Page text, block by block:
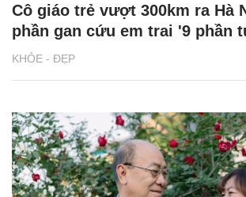
KHỎE - ĐẸP
Cô giáo trẻ vượt 300km ra Hà
phần gan cứu em trai '9 phần